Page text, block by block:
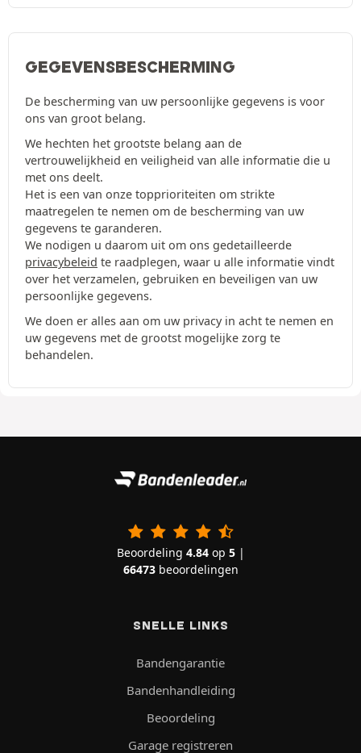
GEGEVENSBESCHERMING
De bescherming van uw persoonlijke gegevens is voor
ons van groot belang.
We hechten het grootste belang aan de
vertrouwelijkheid en veiligheid van alle informatie die u
met ons deelt.
Het is een van onze topprioriteiten om strikte
maatregelen te nemen om de bescherming van uw
gegevens te garanderen.
We nodigen u daarom uit om ons gedetailleerde
privacybeleid te raadplegen, waar u alle informatie vindt
over het verzamelen, gebruiken en beveiligen van uw
persoonlijke gegevens.
We doen er alles aan om uw privacy in acht te nemen en
uw gegevens met de grootst mogelijke zorg te
behandelen.
Beoordeling 4.84op 5|
66473beoordelingen
SNELLE LINKS
Bandengarantie
Bandenhandleiding
Beoordeling
Garage registreren